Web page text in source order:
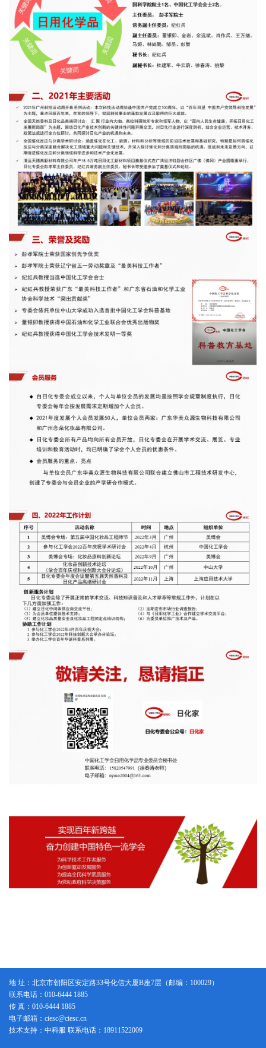
地 址：北京市朝阳区安定路33号化信大厦B座7层（邮编：100029）
联系电话：010-6444 1885
传 真：010-6444 1885
电子邮箱：ciesc@ciesc.cn
技术支持：中科服 联系电话：18911522009